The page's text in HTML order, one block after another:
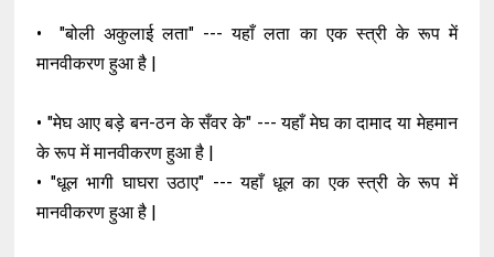
• "बोली अकुलाई लता" --- यहाँ लता का एक स्त्री के रूप में
मानवीकरण हुआ है |
• "मेघ आए बड़े बन-ठन के सँवर के" --- यहाँ मेघ का दामाद या मेहमान
के रूप में मानवीकरण हुआ है |
• "धूल भागी घाघरा उठाए" --- यहाँ धूल का एक स्त्री के रूप में
मानवीकरण हुआ है |